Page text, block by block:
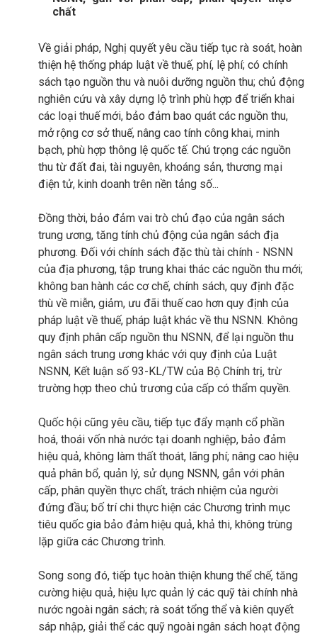
chất
Về giải pháp, Nghị quyết yêu cầu tiếp tục rà soát, hoàn
thiện hệ thống pháp luật về thuế, phí, lệ phí; có chính
sách tạo nguồn thu và nuôi dưỡng nguồn thu; chủ động
nghiên cứu và xây dựng lộ trình phù hợp để triển khai
các loại thuế mới, bảo đảm bao quát các nguồn thu,
mở rộng cơ sở thuế, nâng cao tính công khai, minh
bạch, phù hợp thông lệ quốc tế. Chú trọng các nguồn
thu từ đất đai, tài nguyên, khoáng sản, thương mại
điện tử, kinh doanh trên nền tảng số...
Đồng thời, bảo đảm vai trò chủ đạo của ngân sách
trung ương, tăng tính chủ động của ngân sách địa
phương. Đối với chính sách đặc thù tài chính - NSNN
của địa phương, tập trung khai thác các nguồn thu mới;
không ban hành các cơ chế, chính sách, quy định đặc
thù về miễn, giảm, ưu đãi thuế cao hơn quy định của
pháp luật về thuế, pháp luật khác về thu NSNN. Không
quy định phân cấp nguồn thu NSNN, để lại nguồn thu
ngân sách trung ương khác với quy định của Luật
NSNN, Kết luận số 93-KL/TW của Bộ Chính trị, trừ
trường hợp theo chủ trương của cấp có thẩm quyền.
Quốc hội cũng yêu cầu, tiếp tục đẩy mạnh cổ phần
hoá, thoái vốn nhà nước tại doanh nghiệp, bảo đảm
hiệu quả, không làm thất thoát, lãng phí; nâng cao hiệu
quả phân bổ, quản lý, sử dụng NSNN, gắn với phân
cấp, phân quyền thực chất, trách nhiệm của người
đứng đầu; bố trí chi thực hiện các Chương trình mục
tiêu quốc gia bảo đảm hiệu quả, khả thi, không trùng
lặp giữa các Chương trình.
Song song đó, tiếp tục hoàn thiện khung thể chế, tăng
cường hiệu quả, hiệu lực quản lý các quỹ tài chính nhà
nước ngoài ngân sách; rà soát tổng thể và kiên quyết
sáp nhập, giải thể các quỹ ngoài ngân sách hoạt động